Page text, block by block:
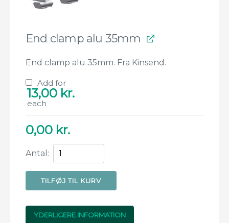
End clamp alu 35mm
End clamp alu 35mm. Fra Kinsend.
Add for
13,00 kr.
each
0,00 kr.
Antal:
Tagpap-
For
&
bagben
antal
TILFØJ TIL KURV
YDERLIGERE INFORMATION